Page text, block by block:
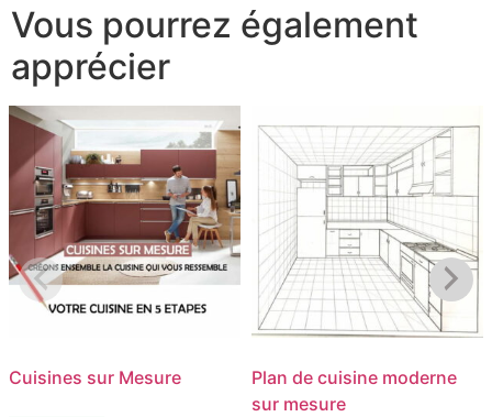
Vous pourrez également
apprécier
Cuisines sur Mesure
Plan de cuisine moderne
sur mesure